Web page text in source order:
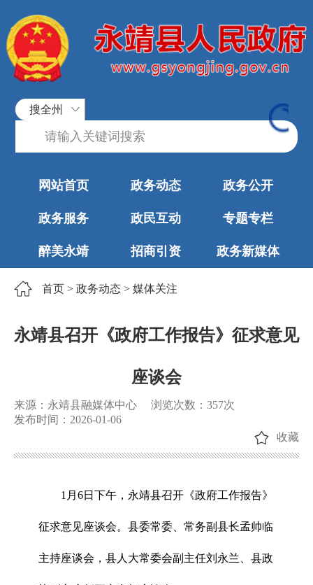
搜全州
网站首页 政务动态 政务公开
政务服务 政民互动 专题专栏
醉美永靖 招商引资 政务新媒体
首页 > 政务动态 > 媒体关注
永靖县召开《政府工作报告》征求意见
座谈会
来源：永靖县融媒体中心 浏览次数： 357次
发布时间：2026-01-06
收藏
1月6日下午，永靖县召开《政府工作报告》
征求意见座谈会。县委常委、常务副县长孟帅临
主持座谈会，县人大常委会副主任刘永兰、县政